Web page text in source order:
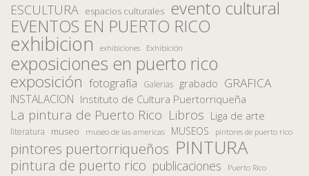
ESCULTURA espacios culturales evento cultural
EVENTOS EN PUERTO RICO
exhibicion exhibiciones Exhibición
exposiciones en puerto rico
exposición fotografía Galerias grabado GRAFICA
INSTALACION Instituto de Cultura Puertorriqueña
La pintura de Puerto Rico Libros Liga de arte
literatura museo museo de las americas MUSEOS pintores de puerto rico
pintores puertorriqueños PINTURA
pintura de puerto rico publicaciones Puerto Rico